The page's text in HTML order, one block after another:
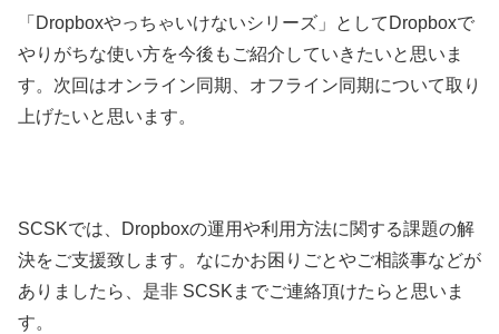
「Dropboxやっちゃいけないシリーズ」としてDropboxで
やりがちな使い方を今後もご紹介していきたいと思いま
す。次回はオンライン同期、オフライン同期について取り
上げたいと思います。
SCSKでは、Dropboxの運用や利用方法に関する課題の解
決をご支援致します。なにかお困りごとやご相談事などが
ありましたら、是非 SCSKまでご連絡頂けたらと思いま
す。